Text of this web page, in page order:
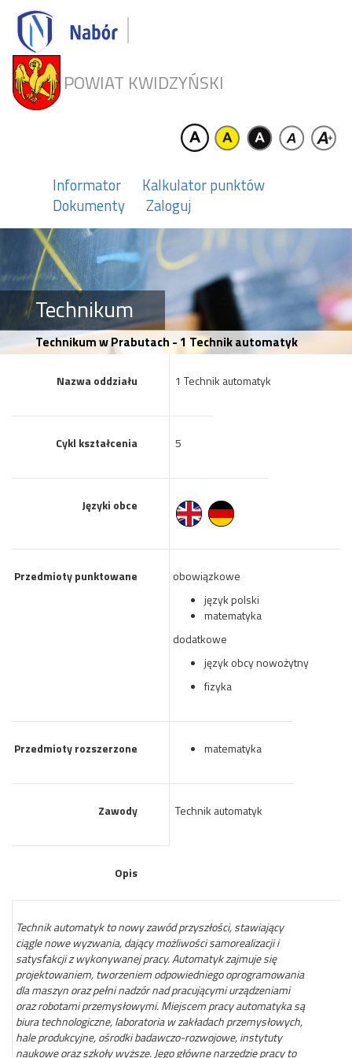
POWIAT KWIDZYŃSKI
Informator
Kalkulator punktów
Dokumenty
Zaloguj
Technikum
Technikum w Prabutach - 1 Technik automatyk
Nazwa oddziału 1 Technik automatyk
Cykl kształcenia 5
Języki obce
Przedmioty punktowane
obowiązkowe
język polski
matematyka
dodatkowe
język obcy nowożytny
fizyka
Przedmioty rozszerzone matematyka
Zawody Technik automatyk
Opis
Technik automatyk to nowy zawód przyszłości, stawiający
ciągle nowe wyzwania, dający możliwości samorealizacji i
satysfakcji z wykonywanej pracy. Automatyk zajmuje się
projektowaniem, tworzeniem odpowiedniego oprogramowania
dla maszyn oraz pełni nadzór nad pracującymi urządzeniami
oraz robotami przemysłowymi. Miejscem pracy automatyka są
biura technologiczne, laboratoria w zakładach przemysłowych,
hale produkcyjne, ośrodki badawczo-rozwojowe, instytuty
naukowe oraz szkoły wyższe. Jego główne narzędzie pracy to